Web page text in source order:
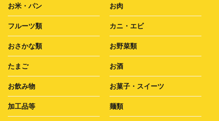
お米・パン お肉
フルーツ類 カニ・エビ
おさかな類 お野菜類
たまご お酒
お飲み物 お菓子・スイーツ
加工品等 麺類